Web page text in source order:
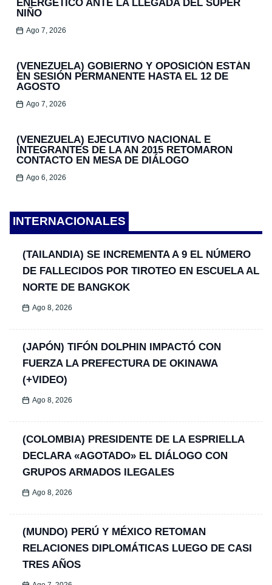
ENERGÉTICO ANTE LA LLEGADA DEL SÚPER
NIÑO
Ago 7, 2026
(VENEZUELA) GOBIERNO Y OPOSICIÓN ESTÁN
EN SESIÓN PERMANENTE HASTA EL 12 DE
AGOSTO
Ago 7, 2026
(VENEZUELA) EJECUTIVO NACIONAL E
INTEGRANTES DE LA AN 2015 RETOMARON
CONTACTO EN MESA DE DIÁLOGO
Ago 6, 2026
INTERNACIONALES
(TAILANDIA) SE INCREMENTA A 9 EL NÚMERO
DE FALLECIDOS POR TIROTEO EN ESCUELA AL
NORTE DE BANGKOK
Ago 8, 2026
(JAPÓN) TIFÓN DOLPHIN IMPACTÓ CON
FUERZA LA PREFECTURA DE OKINAWA
(+VIDEO)
Ago 8, 2026
(COLOMBIA) PRESIDENTE DE LA ESPRIELLA
DECLARA «AGOTADO» EL DIÁLOGO CON
GRUPOS ARMADOS ILEGALES
Ago 8, 2026
(MUNDO) PERÚ Y MÉXICO RETOMAN
RELACIONES DIPLOMÁTICAS LUEGO DE CASI
TRES AÑOS